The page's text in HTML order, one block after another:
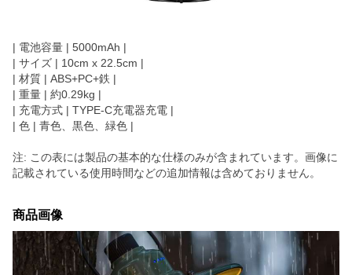
| 電池容量 | 5000mAh |
| サイズ | 10cm x 22.5cm |
| 材質 | ABS+PC+鉄 |
| 重量 | 約0.29kg |
| 充電方式 | TYPE-C充電器充電 |
| 色 | 青色、黒色、緑色 |
注: この表には製品の基本的な仕様のみが含まれています。画像に
記載されている使用時間などの追加情報は含めておりません。
商品画像